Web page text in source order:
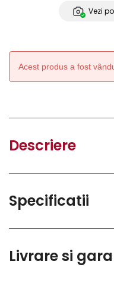
Vezi
Acest produs a fost
Descriere
Specificatii
Livrare si